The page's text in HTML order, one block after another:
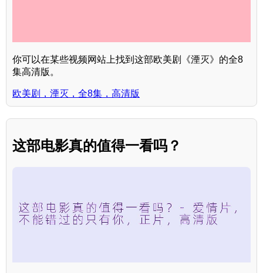
你可以在某些视频网站上找到这部欧美剧《湮灭》的全8
集高清版。
欧美剧，湮灭，全8集，高清版
这部电影真的值得一看吗？